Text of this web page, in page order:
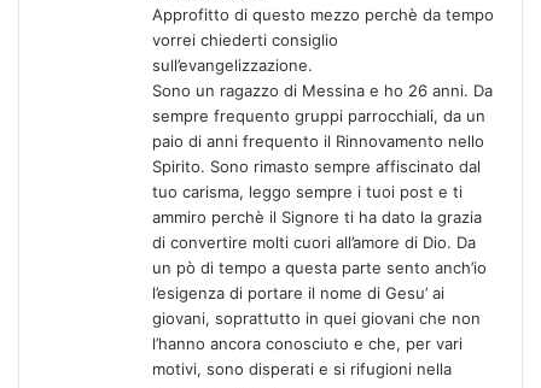
Approfitto di questo mezzo perchè da tempo
vorrei chiederti consiglio
sull’evangelizzazione.
Sono un ragazzo di Messina e ho 26 anni. Da
sempre frequento gruppi parrocchiali, da un
paio di anni frequento il Rinnovamento nello
Spirito. Sono rimasto sempre affiscinato dal
tuo carisma, leggo sempre i tuoi post e ti
ammiro perchè il Signore ti ha dato la grazia
di convertire molti cuori all’amore di Dio. Da
un pò di tempo a questa parte sento anch’io
l’esigenza di portare il nome di Gesu’ ai
giovani, soprattutto in quei giovani che non
l’hanno ancora conosciuto e che, per vari
motivi, sono disperati e si rifugioni nella